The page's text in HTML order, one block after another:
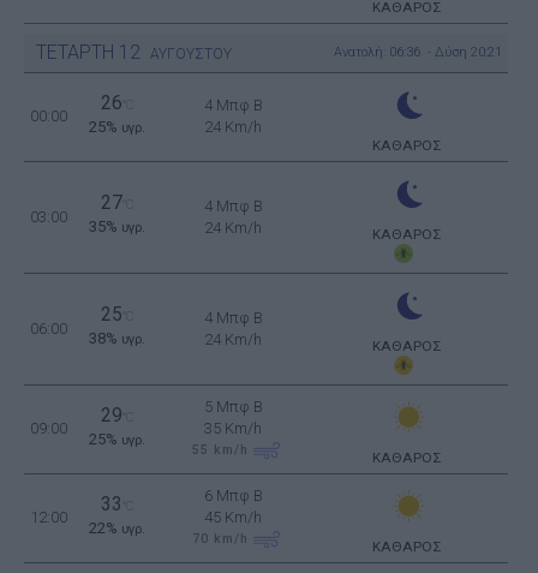
ΚΑΘΑΡΟΣ
ΤΕΤΑΡΤΗ 12 ΑΥΓΟΥΣΤΟΥ Ανατολή: 06:36 - Δύση 20:21
00:00
26
25% υγρ.
4 Μπφ B
24 Km/h
ΚΑΘΑΡΟΣ
03:00
27
35% υγρ.
4 Μπφ B
24 Km/h
ΚΑΘΑΡΟΣ
06:00
25
38% υγρ.
4 Μπφ B
24 Km/h
ΚΑΘΑΡΟΣ
09:00
29
25% υγρ.
5 Μπφ B
35 Km/h
55 km/h ΚΑΘΑΡΟΣ
12:00
33
22% υγρ.
6 Μπφ B
45 Km/h
70 km/h ΚΑΘΑΡΟΣ